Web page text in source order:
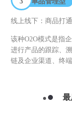
线上线下：商品打通
该种O2O模式是指
进行产品的跟踪、
链及企业渠道、终端
最